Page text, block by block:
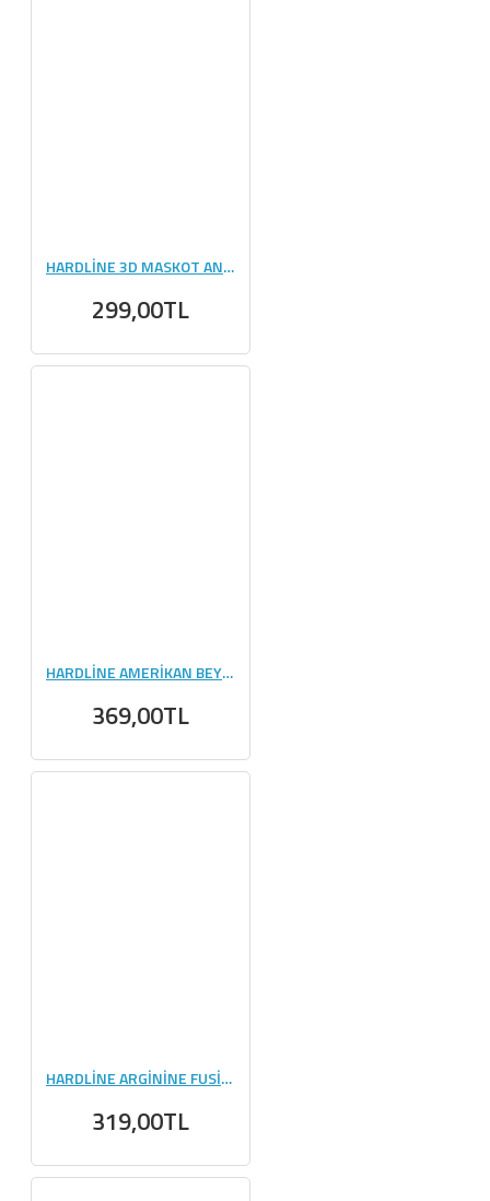
HARDLİNE 3D MASKOT ANAHTARLIK
299,00TL
HARDLİNE AMERİKAN BEYZBOL ŞAPKA
369,00TL
HARDLİNE ARGİNİNE FUSİON 130 GR
319,00TL